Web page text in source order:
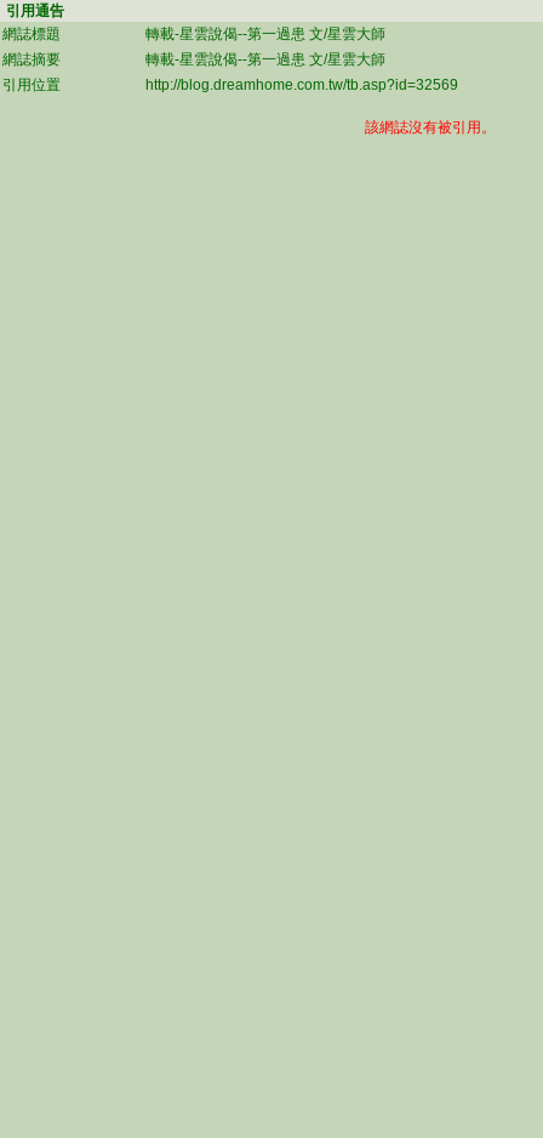
引用通告
網誌標題
轉載-星雲說偈--第一過患 文/星雲大師
網誌摘要
轉載-星雲說偈--第一過患 文/星雲大師
引用位置
http://blog.dreamhome.com.tw/tb.asp?id=32569
該網誌沒有被引用。